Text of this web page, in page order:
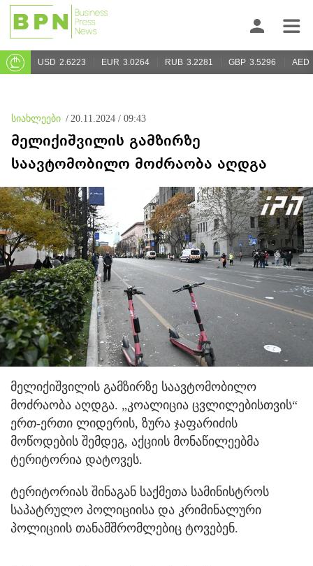
USD 2.6223 EUR 3.0264 RUB 3.2281 GBP 3.5296 AED
სიახლეები / 20.11.2024 / 09:43
მელიქიშვილის გამზირზე
საავტომობილო მოძრაობა აღდგა
მელიქიშვილის გამზირზე საავტომობილო
მოძრაობა აღდგა. „კოალიცია ცვლილებისთვის“
ერთ-ერთი ლიდერის, ზურა ჯაფარიძის
მოწოდების შემდეგ, აქციის მონაწილეებმა
ტერიტორია დატოვეს.
ტერიტორიას შინაგან საქმეთა სამინისტროს
საპატრულო პოლიციისა და კრიმინალური
პოლიციის თანამშრომლებიც ტოვებენ.